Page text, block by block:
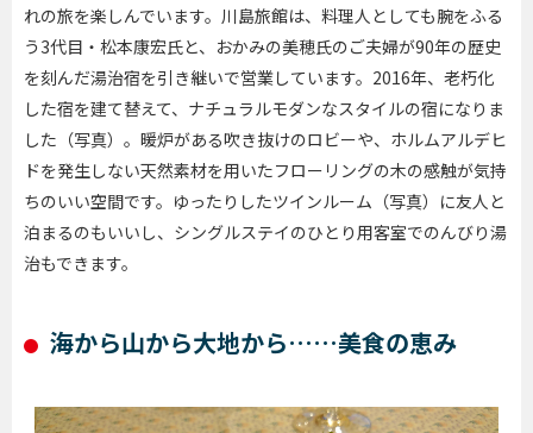
れの旅を楽しんでいます。川島旅館は、料理人としても腕をふる
う 3代目・松本康宏氏と、おかみの美穂氏のご夫婦が90年の歴史
を刻んだ湯治宿を引き継いで営業しています。 2016年、老朽化
した宿を建て替えて、ナチュラルモダンなスタイルの宿になりま
した（写真）。暖炉がある吹き抜けのロビーや、ホルムアルデヒ
ドを発生しない天然素材を用いたフローリングの木の感触が気持
ちのいい空間です。ゆったりしたツインルーム（写真）に友人と
泊まるのもいいし、シングルステイのひとり用客室でのんびり湯
治もできます。
海から山から大地から……美食の恵み